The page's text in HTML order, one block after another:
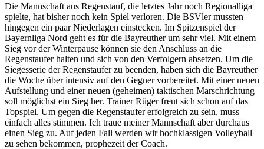
Die Mannschaft aus Regenstauf, die letztes Jahr noch Regionalliga
spielte, hat bisher noch kein Spiel verloren. Die BSVler mussten
hingegen ein paar Niederlagen einstecken. Im Spitzenspiel der
Bayernliga Nord geht es für die Bayreuther um sehr viel. Mit einem
Sieg vor der Winterpause können sie den Anschluss an die
Regenstaufer halten und sich von den Verfolgern absetzen. Um die
Siegesserie der Regenstaufer zu beenden, haben sich die Bayreuther
die Woche über intensiv auf den Gegner vorbereitet. Mit einer neuen
Aufstellung und einer neuen (geheimen) taktischen Marschrichtung
soll möglichst ein Sieg her. Trainer Rüger freut sich schon auf das
Topspiel. Um gegen die Regenstaufer erfolgreich zu sein, muss
einfach alles stimmen. Ich traue meiner Mannschaft aber durchaus
einen Sieg zu. Auf jeden Fall werden wir hochklassigen Volleyball
zu sehen bekommen, prophezeit der Coach.